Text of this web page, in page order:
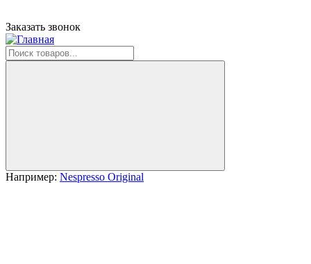
Заказать звонок
Например: Nespresso Original